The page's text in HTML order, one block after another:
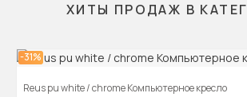
ХИТЫ ПРОДАЖ В
-31%
Reus pu white / chrome Компьютерное кресло